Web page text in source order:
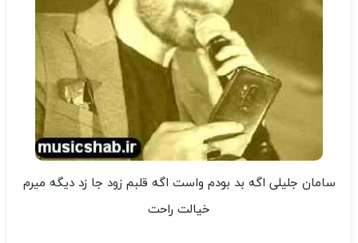
سامان جلیلی اگه بد بودم واست اگه قلبم زود جا زد دیگه میرم
خیالت راحت